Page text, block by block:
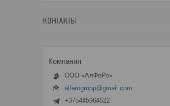
КОНТАКТЫ
ООО «АлФеРо»
alferogrupp@gmail.com
+375445964522